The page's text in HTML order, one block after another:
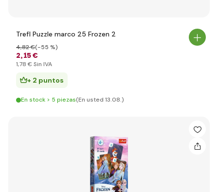
Trefl Puzzle marco 25 Frozen 2
2,15 €
4,82 €(-55 %)
1,78 € Sin IVA
+ 2 puntos
En stock > 5 piezas(En usted 13.08.)